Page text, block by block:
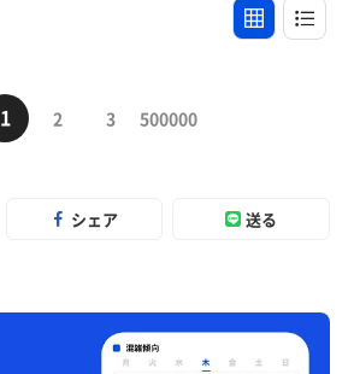
1 2 3 500000
シェア 送る